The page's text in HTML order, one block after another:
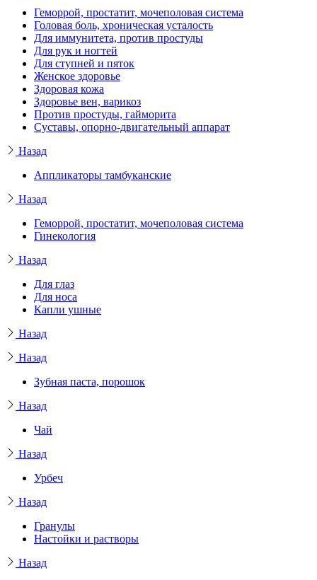
Геморрой, простатит, мочеполовая система
Головая боль, хроническая усталость
Для иммунитета, против простуды
Для рук и ногтей
Для ступней и пяток
Женское здоровье
Здоровая кожа
Здоровье вен, варикоз
Против простуды, гайморита
Суставы, опорно-двигательный аппарат
Назад
Аппликаторы тамбуканские
Назад
Геморрой, простатит, мочеполовая система
Гинекология
Назад
Для глаз
Для носа
Капли ушные
Назад
Назад
Зубная паста, порошок
Назад
Чай
Назад
Урбеч
Назад
Гранулы
Настойки и растворы
Назад